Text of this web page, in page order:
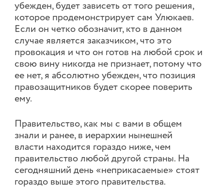
убежден, будет зависеть от того решения,
которое продемонстрирует сам Улюкаев.
Если он четко обозначит, кто в данном
случае является заказчиком, что это
провокация и что он готов на любой срок и
свою вину никогда не признает, потому что
ее нет, я абсолютно убежден, что позиция
правозащитников будет скорее поверить
ему.
Правительство, как мы с вами в общем
знали и ранее, в иерархии нынешней
власти находится гораздо ниже, чем
правительство любой другой страны. На
сегодняшний день «неприкасаемые» стоят
гораздо выше этого правительства.